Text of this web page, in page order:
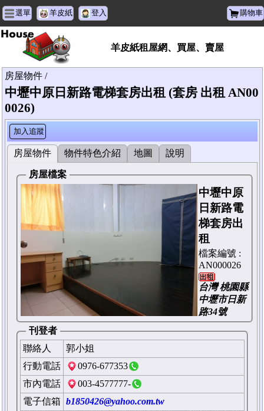
選單 羊皮紙 登入 購物車
羊皮紙租屋網、買屋、賣屋
房屋物件 /
中壢中原日新路電梯套房出租 (套房 出租 AN00
0026)
加入追蹤
房屋物件 物件特色介紹 地圖 說明
房屋檔案
中壢中原
日新路電
梯套房出
租
檔案編號 :
AN000026
台灣 桃園縣
中壢市日新
路34號
刊登者
聯絡人
郭小姐
行動電話
0976-677353
市內電話
003-4577777-
電子信箱 b1850426@yahoo.com.tw